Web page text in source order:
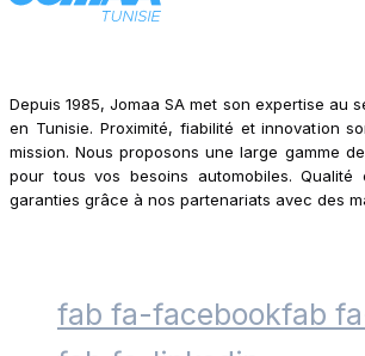
Depuis 1985, Jomaa SA met son expertise au
en Tunisie. Proximité, fiabilité et innovation
mission. Nous proposons une large gamme
pour tous vos besoins automobiles. Qualité
garanties grâce à nos partenariats avec des
fab fa-facebookfab